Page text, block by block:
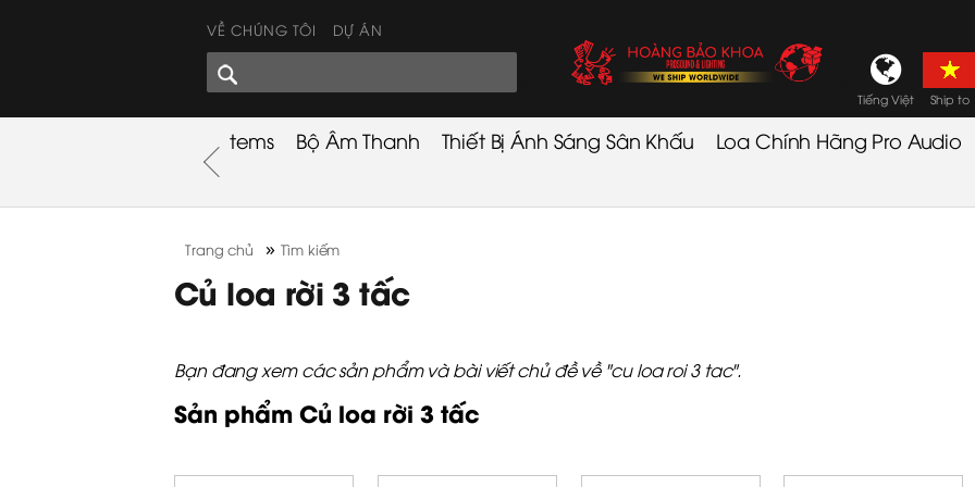
VỀ CHÚNG TÔI DỰ ÁN
GÓC CHIA SẺ Tiếng Việt Ship to
Used Items Bộ Âm Thanh Thiết Bị Ánh Sáng Sân Khấu Loa Chính Hãng Pro Audio
Trang chủ »Tìm kiếm
Củ loa rời 3 tấc
Bạn đang xem các sản phẩm và bài viết chủ đề về "cu loa roi 3 tac".
Sản phẩm Củ loa rời 3 tấc